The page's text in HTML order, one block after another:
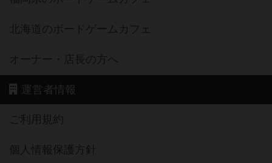
北海道のボードゲームカフェ
オーナー・店長の方へ
運営者情報
ご利用規約
個人情報保護方針